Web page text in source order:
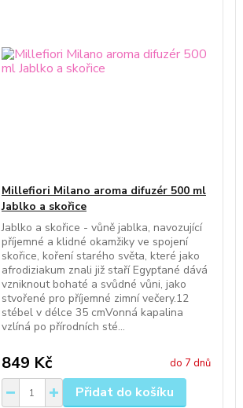
Millefiori Milano aroma difuzér 500 ml
Jablko a skořice
Jablko a skořice - vůně jablka, navozující
příjemné a klidné okamžiky ve spojení
skořice, koření starého světa, které jako
afrodiziakum znali již staří Egypťané dává
vzniknout bohaté a svůdné vůni, jako
stvořené pro příjemné zimní večery.12
stébel v délce 35 cmVonná kapalina
vzlíná po přírodních sté...
849 Kč do 7 dnů
Přidat do košíku